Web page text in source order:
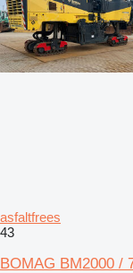
asfaltfrees
43
BOMAG BM2000 /